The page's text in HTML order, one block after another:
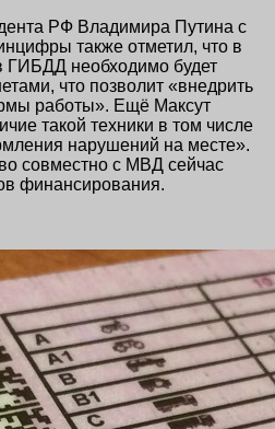
РФ Владимира Путина с
также отметил, что в
ГИБДД необходимо будет
что позволит «внедрить
работы». Ещё Максут
такой техники в том числе
нарушений на месте».
совместно с МВД сейчас
финансирования.